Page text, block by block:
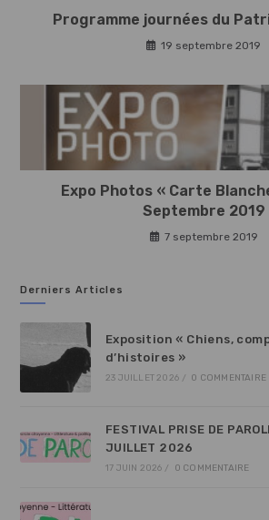
Programme journées du
19 septembre 2019
Expo Photos « Carte
Septembre 2019
7 septembre 2019
Derniers Articles
Exposition « Chiens,
d’histoires »
23 JUILLET 2026 / 0 COMMENTAIRE
FESTIVAL PRISE DE
JUILLET 2026
17 JUIN 2026 / 0 COMMENTAIRE